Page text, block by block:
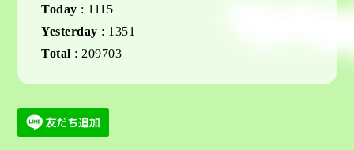
Today : 1115
Yesterday : 1351
Total : 209703